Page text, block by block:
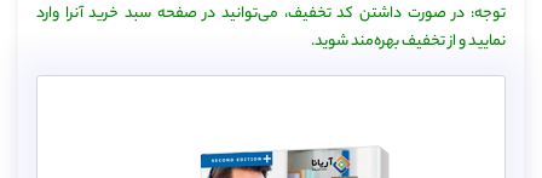
توجه: در صورت داشتن کد تخفیف، می‌توانید در صفحه سبد خرید آنرا وارد
نمایید و از تخفیف بهره‌مند شوید.